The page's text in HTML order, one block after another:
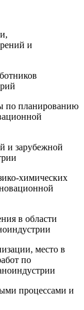
и
по планированию
и зарубежной
химических
в области
место в
по
процессами и